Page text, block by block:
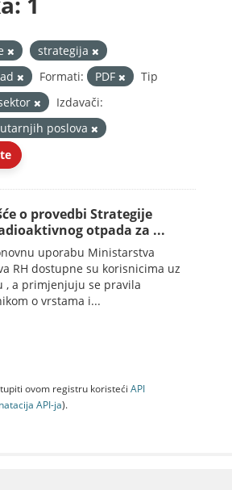
strategija
Formati: PDF
Tip
Izdavači:
poslova
o provedbi Strategije
otpada za ...
uporabu Ministarstva
RH dostupne su korisnicima uz
, a primjenjuju se pravila
o vrstama i...
ovom registru koristeći API
API-jа).